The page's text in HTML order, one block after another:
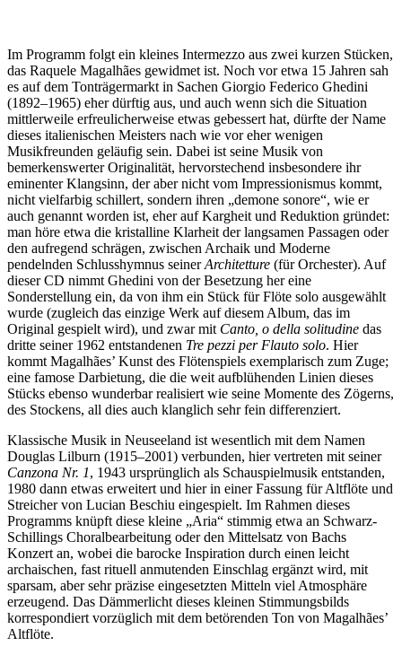
Im Programm folgt ein kleines Intermezzo aus zwei kurzen Stücken,
das Raquele Magalhães gewidmet ist. Noch vor etwa 15 Jahren sah
es auf dem Tonträgermarkt in Sachen Giorgio Federico Ghedini
(1892–1965) eher dürftig aus, und auch wenn sich die Situation
mittlerweile erfreulicherweise etwas gebessert hat, dürfte der Name
dieses italienischen Meisters nach wie vor eher wenigen
Musikfreunden geläufig sein. Dabei ist seine Musik von
bemerkenswerter Originalität, hervorstechend insbesondere ihr
eminenter Klangsinn, der aber nicht vom Impressionismus kommt,
nicht vielfarbig schillert, sondern ihren „demone sonore“, wie er
auch genannt worden ist, eher auf Kargheit und Reduktion gründet:
man höre etwa die kristalline Klarheit der langsamen Passagen oder
den aufregend schrägen, zwischen Archaik und Moderne
pendelnden Schlusshymnus seinerArchitetture (für Orchester). Auf
dieser CD nimmt Ghedini von der Besetzung her eine
Sonderstellung ein, da von ihm ein Stück für Flöte solo ausgewählt
wurde (zugleich das einzige Werk auf diesem Album, das im
Original gespielt wird), und zwar mit Canto, o della solitudine das
dritte seiner 1962 entstandenen Tre pezzi per Flauto solo. Hier
kommt Magalhães’ Kunst des Flötenspiels exemplarisch zum Zuge;
eine famose Darbietung, die die weit aufblühenden Linien dieses
Stücks ebenso wunderbar realisiert wie seine Momente des Zögerns,
des Stockens, all dies auch klanglich sehr fein differenziert.
Klassische Musik in Neuseeland ist wesentlich mit dem Namen
Douglas Lilburn (1915–2001) verbunden, hier vertreten mit seiner
Canzona Nr. 1, 1943 ursprünglich als Schauspielmusik entstanden,
1980 dann etwas erweitert und hier in einer Fassung für Altflöte und
Streicher von Lucian Beschiu eingespielt. Im Rahmen dieses
Programms knüpft diese kleine „Aria“ stimmig etwa an Schwarz-
Schillings Choralbearbeitung oder den Mittelsatz von Bachs
Konzert an, wobei die barocke Inspiration durch einen leicht
archaischen, fast rituell anmutenden Einschlag ergänzt wird, mit
sparsam, aber sehr präzise eingesetzten Mitteln viel Atmosphäre
erzeugend. Das Dämmerlicht dieses kleinen Stimmungsbilds
korrespondiert vorzüglich mit dem betörenden Ton von Magalhães’
Altflöte.